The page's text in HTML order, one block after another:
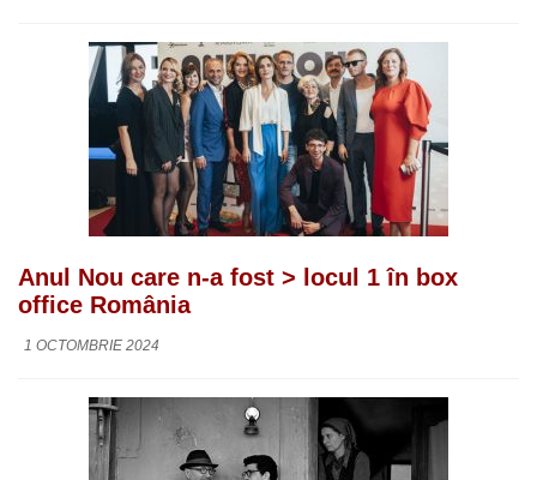
Anul Nou care n-a fost > locul 1 în box
office România
1 OCTOMBRIE 2024